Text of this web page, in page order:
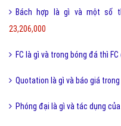
Bách hợp là gì và một số
23,206,000
FC là gì và trong bóng đá thì
Quotation là gì và báo giá
Phóng đại là gì và tác dụng